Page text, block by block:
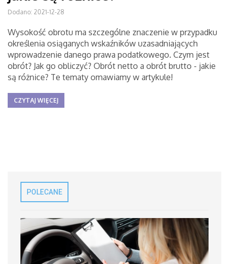
Dodano: 2021-12-28
Wysokość obrotu ma szczególne znaczenie w przypadku
określenia osiąganych wskaźników uzasadniających
wprowadzenie danego prawa podatkowego. Czym jest
obrót? Jak go obliczyć? Obrót netto a obrót brutto - jakie
są różnice? Te tematy omawiamy w artykule!
CZYTAJ WIĘCEJ
POLECANE